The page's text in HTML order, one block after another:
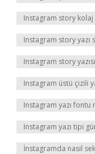
Instagram story kolaj
Instagram story yazı
Instagram story
Instagram üstü çizili
Instagram yazı fontu
Instagram yazı tipi
İnstagramda nasıl